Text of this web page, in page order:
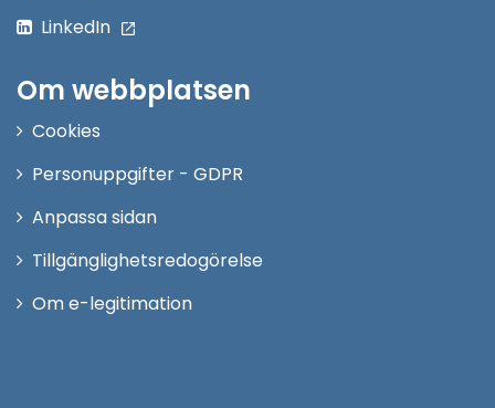
LinkedIn
Om webbplatsen
Cookies
Personuppgifter - GDPR
Anpassa sidan
Tillgänglighetsredogörelse
Om e-legitimation